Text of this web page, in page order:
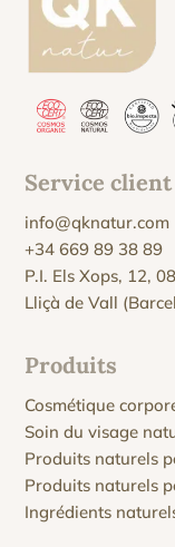
Service client
info@qknatur.com
+34 669 89 38 89
P.I. Els Xops, 12,
Lliçà de Vall
Produits
Cosmétique
Soin du visage
Produits naturels
Produits naturels
Ingrédients